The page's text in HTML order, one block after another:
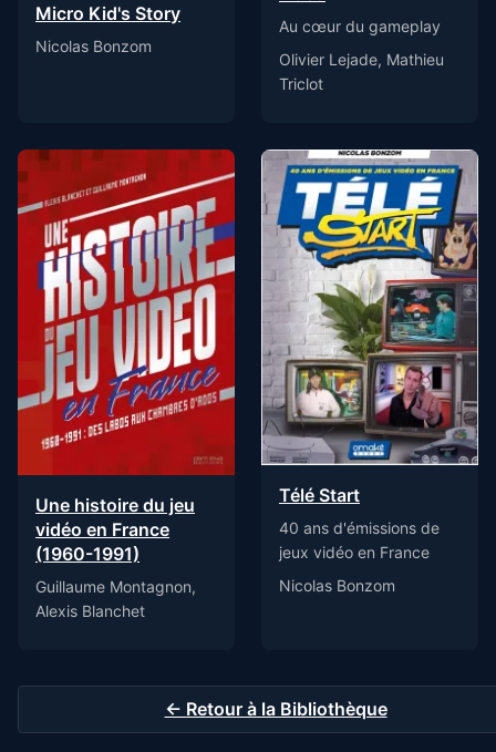
Micro Kid's Story
Nicolas Bonzom
Au cœur du gameplay
Olivier Lejade, Mathieu
Triclot
Une histoire du jeu
vidéo en France
(1960-1991)
Guillaume Montagnon,
Alexis Blanchet
Télé Start
40 ans d'émissions de
jeux vidéo en France
Nicolas Bonzom
← Retour à la Bibliothèque